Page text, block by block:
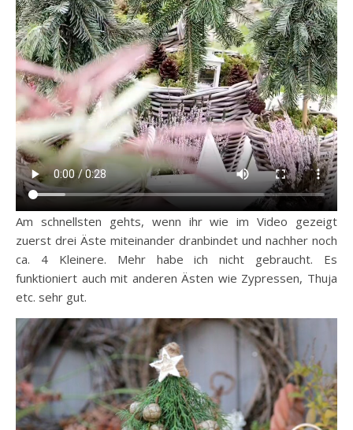
Am schnellsten gehts, wenn ihr wie im Video gezeigt
zuerst drei Äste miteinander dranbindet und nachher noch
ca. 4 Kleinere. Mehr habe ich nicht gebraucht. Es
funktioniert auch mit anderen Ästen wie Zypressen, Thuja
etc. sehr gut.